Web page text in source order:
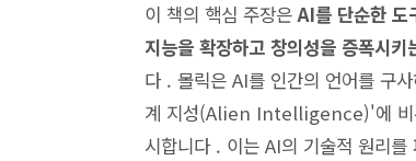
이 책의 핵심 주장은AI를 단순한 도
지능을 확장하고 창의성을 증폭시
다 . 몰릭은 AI를 인간의 언어를 구
계 지성(Alien Intelligence)'에 비
시합니다 . 이는 AI의 기술적 원리